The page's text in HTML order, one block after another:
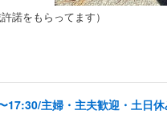
諾をもらってます）
主婦・主夫歓迎・土日